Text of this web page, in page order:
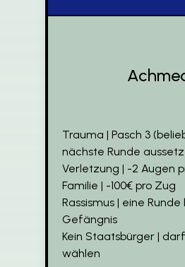
Trauma | Pasch 3
nächste Runde
Verletzung | -2 Augen
Familie | -100€ pro Zug
Rassismus | eine
Gefängnis
Kein Staatsbürger |
wählen